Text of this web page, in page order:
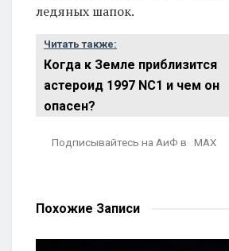
ледяных шапок.
Читать также:
Когда к Земле приблизится
астероид 1997 NC1 и чем он
опасен?
Подписывайтесь на АиФ в MAX
Похожие Записи